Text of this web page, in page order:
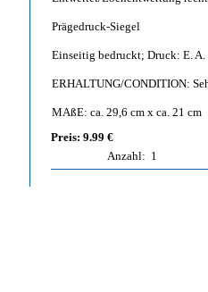
Prägedruck-Siegel
Einseitig bedruckt; Druck: E.
ERHALTUNG/CONDITION:
MAßE: ca. 29,6 cm x ca. 21 cm
Preis: 9.99 €
Anzahl: 1